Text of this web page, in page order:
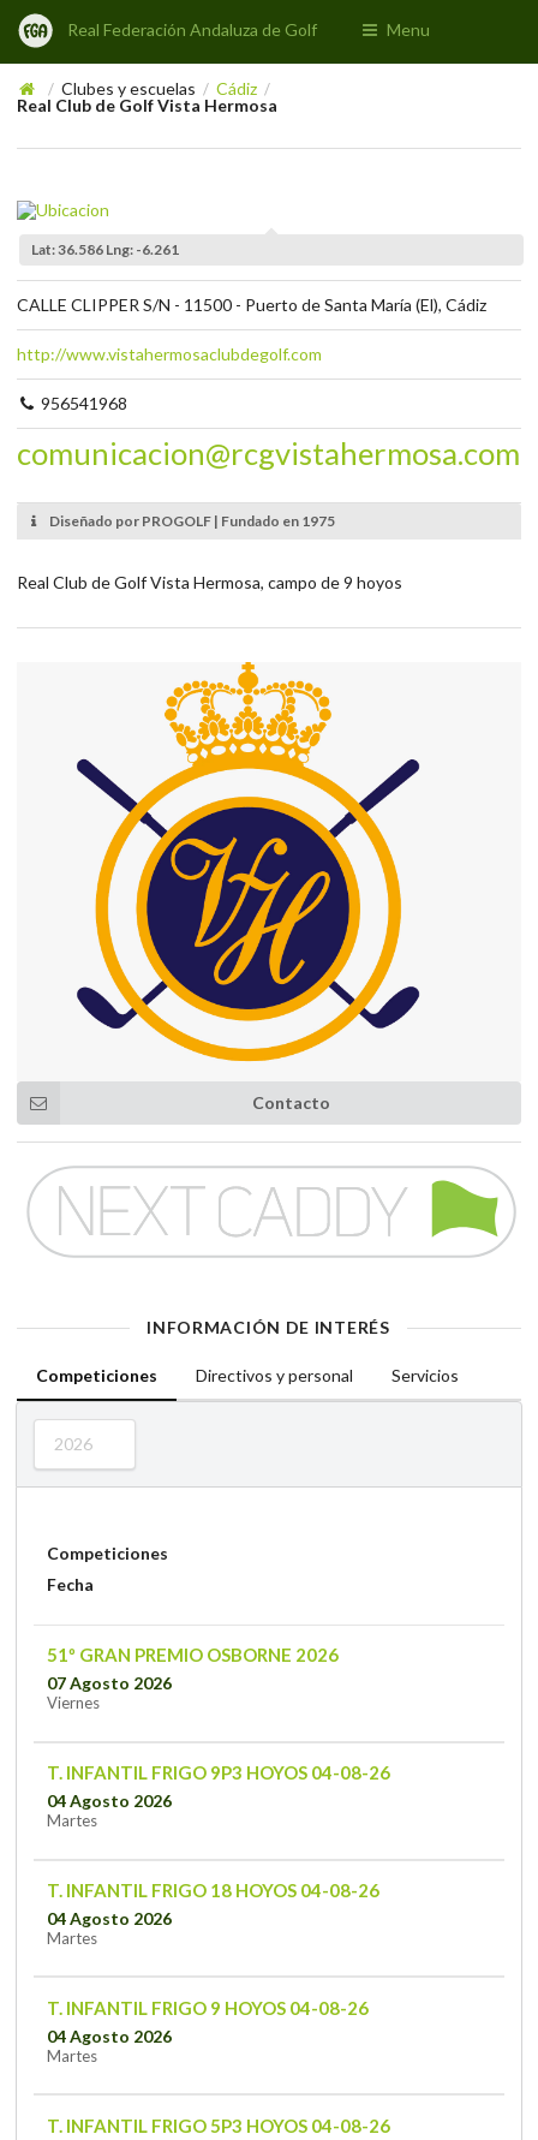
Real Federación Andaluza de Golf Menu
/ Clubes y escuelas / Cádiz /
Real Club de Golf Vista Hermosa
Lat: 36.586 Lng: -6.261
CALLE CLIPPER S/N - 11500 - Puerto de Santa María (El), Cádiz
http://www.vistahermosaclubdegolf.com
956541968
comunicacion@rcgvistahermosa.com
Diseñado por PROGOLF | Fundado en 1975
Real Club de Golf Vista Hermosa, campo de 9 hoyos
Contacto
INFORMACIÓN DE INTERÉS
Competiciones Directivos y personal Servicios
2026
Competiciones
Fecha
51º GRAN PREMIO OSBORNE 2026
07 Agosto 2026
Viernes
T. INFANTIL FRIGO 9P3 HOYOS 04-08-26
04 Agosto 2026
Martes
T. INFANTIL FRIGO 18 HOYOS 04-08-26
04 Agosto 2026
Martes
T. INFANTIL FRIGO 9 HOYOS 04-08-26
04 Agosto 2026
Martes
T. INFANTIL FRIGO 5P3 HOYOS 04-08-26